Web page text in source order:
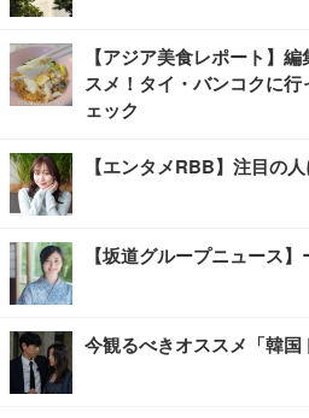
【アジア美食レポート】
スメ！タイ・バンコクに
ェック
【エンタメRBB】注目の
【坂道グループニュース
今観るべきオススメ「韓国